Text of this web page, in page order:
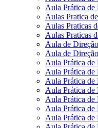
Aula Prática de
Aulas Pratica
Aulas Praticas
Aulas Praticas
Aula de
Aula de
Aula Prática de
Aula Prática
Aula Prática de
Aula Prática de
Aula Prática de
Aula Prática de
Aula Prática